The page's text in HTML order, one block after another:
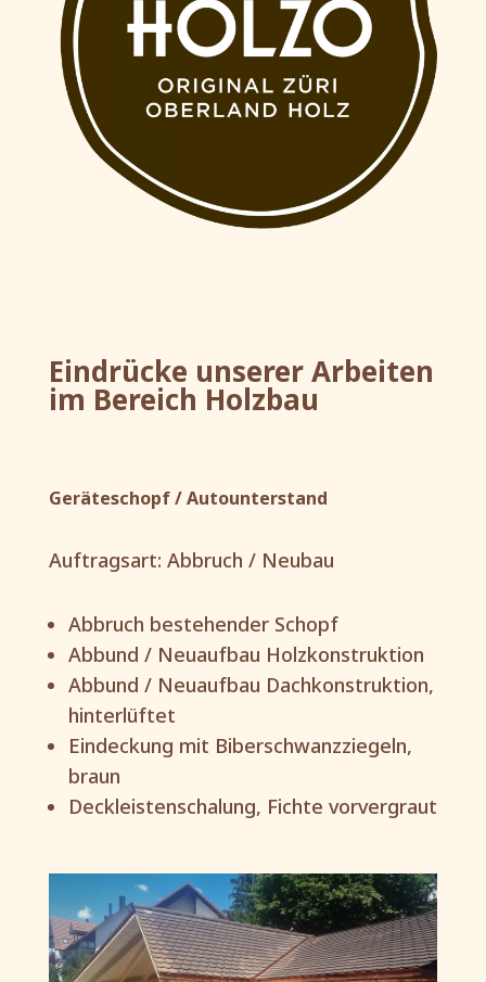
Eindrücke unserer Arbeiten
im Bereich Holzbau
Geräteschopf / Autounterstand
Auftragsart: Abbruch / Neubau
Abbruch bestehender Schopf
Abbund / Neuaufbau Holzkonstruktion
Abbund / Neuaufbau Dachkonstruktion,
hinterlüftet
Eindeckung mit Biberschwanzziegeln,
braun
Deckleistenschalung, Fichte vorvergraut